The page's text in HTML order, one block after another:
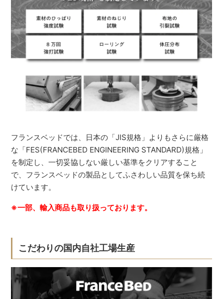
フランスベッドでは、日本の「JIS規格」よりもさらに厳格
な「FES(FRANCEBED ENGINEERING STANDARD)規格」
を制定し、一切妥協しない厳しい基準をクリアすること
で、フランスベッドの製品としてふさわしい品質を保ち続
けています。
※一部、輸入商品も取り扱っております。
こだわりの国内自社工場生産